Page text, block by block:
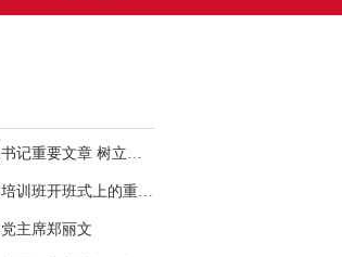
《求是》杂志发表习近平总书记重要文章 树立和践行正确政绩观
习近平主席在全军高级干部培训班开班式上的重要讲话引领全军开展思想整风、深化政治整训
主席郑丽文